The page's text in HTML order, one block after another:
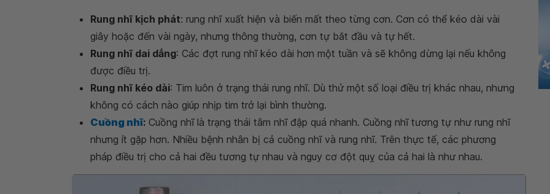
Rung nhĩ kịch phát: rung nhĩ xuất hiện và biến mất theo từng cơn. Cơn có thể kéo dài vài
giây hoặc đến vài ngày, nhưng thông thường, cơn tự bắt đầu và tự hết.
Rung nhĩ dai dẳng: Các đợt rung nhĩ kéo dài hơn một tuần và sẽ không dừng lại nếu không
được điều trị.
Rung nhĩ kéo dài: Tim luôn ở trạng thái rung nhĩ. Dù thử một số loại điều trị khác nhau, nhưng
không có cách nào giúp nhịp tim trở lại bình thường.
Cuồng nhĩ: Cuồng nhĩ là trạng thái tâm nhĩ đập quá nhanh. Cuồng nhĩ tương tự như rung nhĩ
nhưng ít gặp hơn. Nhiều bệnh nhân bị cả cuồng nhĩ và rung nhĩ. Trên thực tế, các phương
pháp điều trị cho cả hai đều tương tự nhau và nguy cơ đột quỵ của cả hai là như nhau.